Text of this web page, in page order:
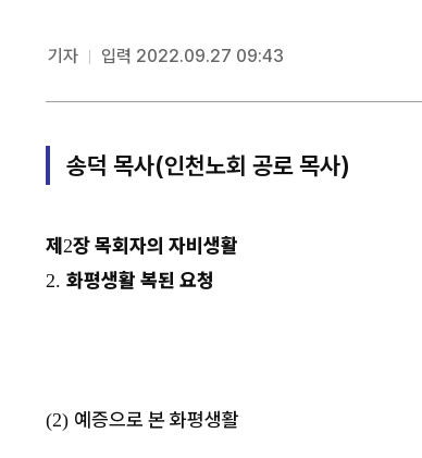
기자 입력 2022.09.27 09:43
송덕 목사(인천노회 공로 목사)
제 2장 목회자의 자비생활
2. 화평생활 복된 요청
(2) 예증으로 본 화평생활